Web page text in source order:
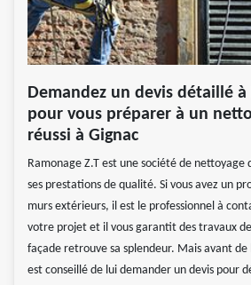
Demandez un devis détaillé à
pour vous préparer à un
réussi à Gignac
Ramonage Z.T est une société de nettoyage
ses prestations de qualité. Si vous avez un
murs extérieurs, il est le professionnel à
votre projet et il vous garantit des travaux
façade retrouve sa splendeur. Mais avant
est conseillé de lui demander un devis pour